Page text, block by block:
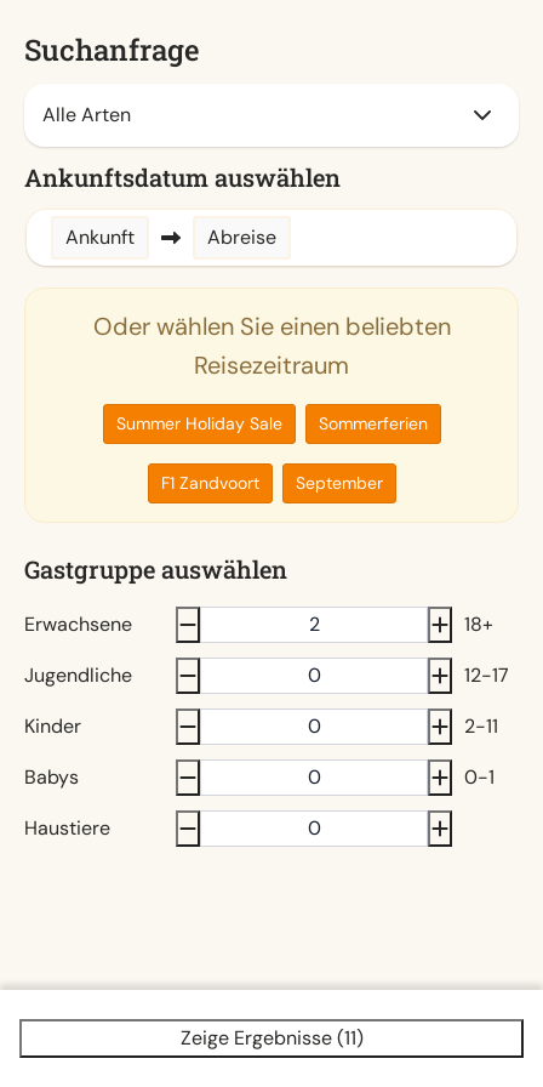
Suchanfrage
Ankunftsdatum auswählen
Ankunft Abreise
Oder wählen Sie einen beliebten
Reisezeitraum
Summer Holiday Sale Sommerferien
F1 Zandvoort September
Gastgruppe auswählen
Erwachsene
18+
Jugendliche
12-17
Kinder
2-11
Babys
0-1
Haustiere
Zeige Ergebnisse (11)